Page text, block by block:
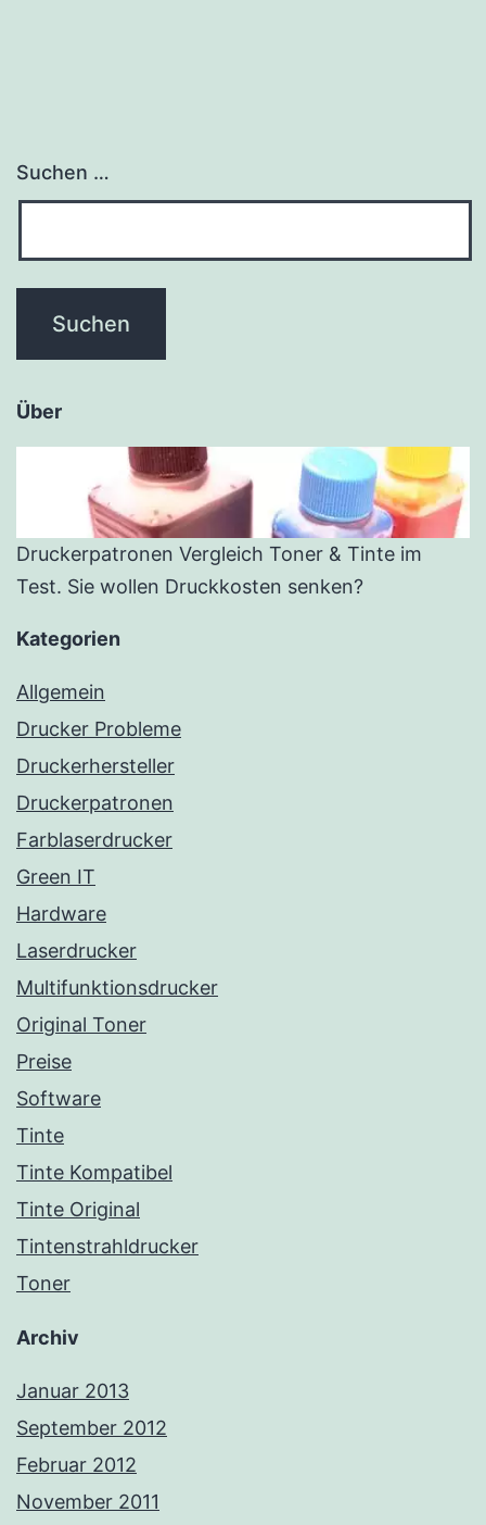
Suchen …
Über
Druckerpatronen Vergleich Toner & Tinte im
Test. Sie wollen Druckkosten senken?
Kategorien
Allgemein
Drucker Probleme
Druckerhersteller
Druckerpatronen
Farblaserdrucker
Green IT
Hardware
Laserdrucker
Multifunktionsdrucker
Original Toner
Preise
Software
Tinte
Tinte Kompatibel
Tinte Original
Tintenstrahldrucker
Toner
Archiv
Januar 2013
September 2012
Februar 2012
November 2011